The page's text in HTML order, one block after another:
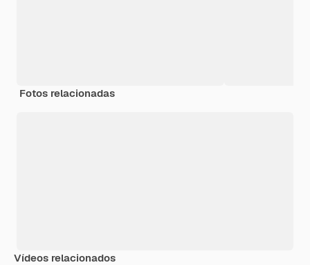
Fotos relacionadas
Vídeos relacionados